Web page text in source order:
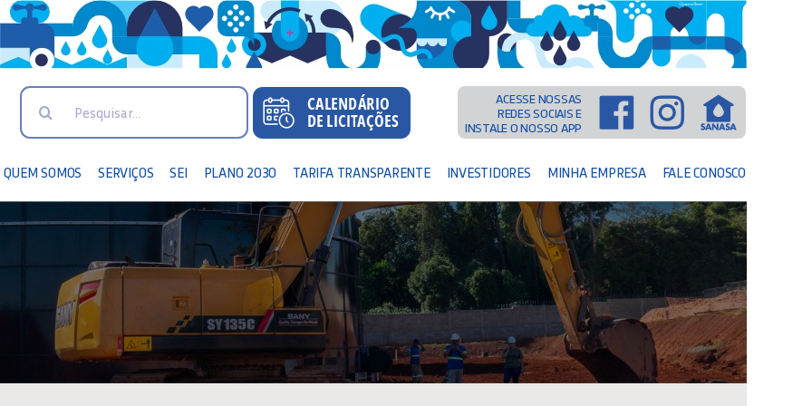
Search
ACESSE NOSSAS
REDES SOCIAIS E
INSTALE O NOSSO APP
QUEM SOMOS SERVIÇOS SEI PLANO 2030 TARIFA TRANSPARENTE INVESTIDORES MINHA EMPRESA FALE CONOSCO